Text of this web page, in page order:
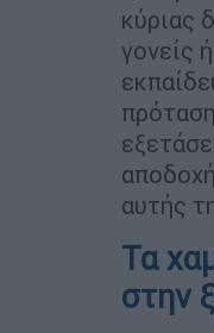
κύριας
γονείς
αυτής
Τα
στην